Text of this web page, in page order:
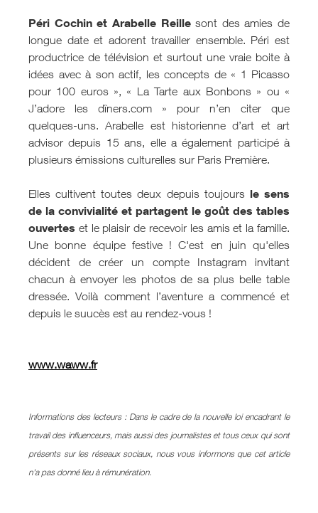
Péri Cochin et Arabelle Reillesont des amies de
longue date et adorent travailler ensemble. Péri est
productrice de télévision et surtout une vraie boite à
idées avec à son actif, les concepts de « 1 Picasso
pour 100 euros », « La Tarte aux Bonbons » ou «
J’adore les dîners.com » pour n’en citer que
quelques-uns. Arabelle est historienne d’art et art
advisor depuis 15 ans, elle a également participé à
plusieurs émissions culturelles sur Paris Première.
Elles cultivent toutes deux depuis toujours le sens
de la convivialité et partagent le goût des tables
ouvertes et le plaisir de recevoir les amis et la famille.
Une bonne équipe festive ! C'est en juin qu'elles
décident de créer un compte Instagram invitant
chacun à envoyer les photos de sa plus belle table
dressée. Voilà comment l’aventure a commencé et
depuis le suucès est au rendez-vous !
www.waww.fr
Informations des lecteurs : Dans le cadre de la nouvelle loi encadrant le
travail des influenceurs, mais aussi des journalistes et tous ceux qui sont
présents sur les réseaux sociaux, nous vous informons que cet article
n'a pas donné lieu à rémunération.